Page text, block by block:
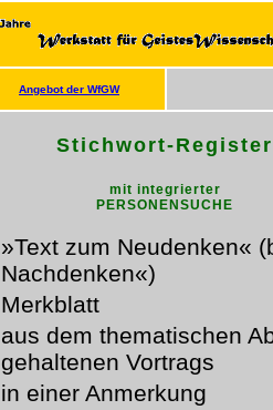
Angebot der WfGW
Stichwort-Register
mit integrierter
PERSONENSUCHE
»Text zum Neudenken«
Nachdenken«)
Merkblatt
aus dem thematischen
gehaltenen Vortrags
in einer Anmerkung